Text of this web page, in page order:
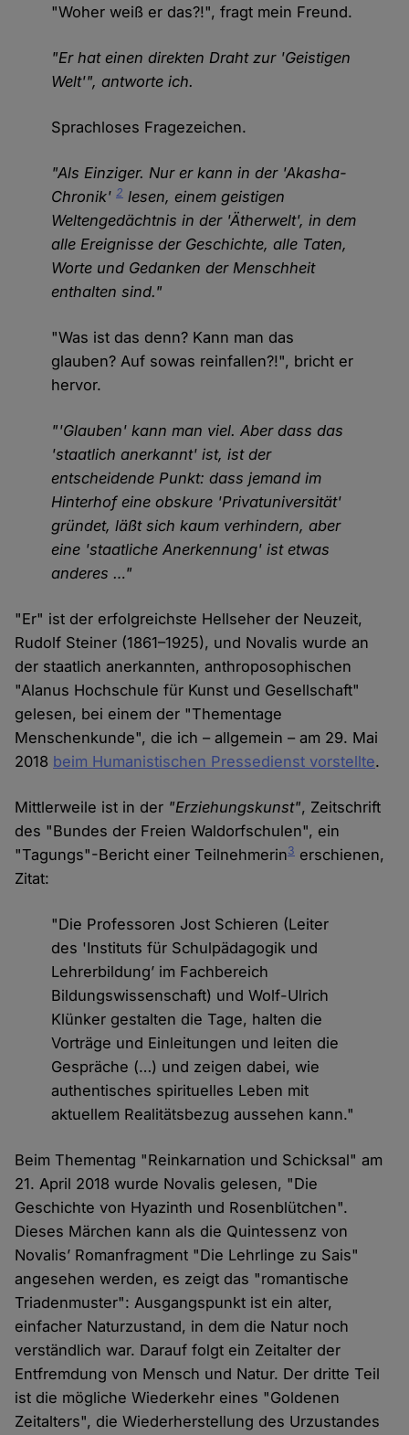
"Woher weiß er das?!", fragt mein Freund.
"Er hat einen direkten Draht zur 'Geistigen
Welt'", antworte ich.
Sprachloses Fragezeichen.
"Als Einziger. Nur er kann in der 'Akasha-
Chronik'2 lesen, einem geistigen
Weltengedächtnis in der 'Ätherwelt', in dem
alle Ereignisse der Geschichte, alle Taten,
Worte und Gedanken der Menschheit
enthalten sind."
"Was ist das denn? Kann man das
glauben? Auf sowas reinfallen?!", bricht er
hervor.
"'Glauben' kann man viel. Aber dass das
'staatlich anerkannt' ist, ist der
entscheidende Punkt: dass jemand im
Hinterhof eine obskure 'Privatuniversität'
gründet, läßt sich kaum verhindern, aber
eine 'staatliche Anerkennung' ist etwas
anderes …"
"Er" ist der erfolgreichste Hellseher der Neuzeit,
Rudolf Steiner (1861–1925), und Novalis wurde an
der staatlich anerkannten, anthroposophischen
"Alanus Hochschule für Kunst und Gesellschaft"
gelesen, bei einem der "Thementage
Menschenkunde", die ich – allgemein – am 29. Mai
2018 beim Humanistischen Pressedienst vorstellte.
Mittlerweile ist in der "Erziehungskunst", Zeitschrift
des "Bundes der Freien Waldorfschulen", ein
"Tagungs"-Bericht einer Teilnehmerin3 erschienen,
Zitat:
"Die Professoren Jost Schieren (Leiter
des 'Instituts für Schulpädagogik und
Lehrerbildung’ im Fachbereich
Bildungswissenschaft) und Wolf-Ulrich
Klünker gestalten die Tage, halten die
Vorträge und Einleitungen und leiten die
Gespräche (…) und zeigen dabei, wie
authentisches spirituelles Leben mit
aktuellem Realitätsbezug aussehen kann."
Beim Thementag "Reinkarnation und Schicksal" am
21. April 2018 wurde Novalis gelesen, "Die
Geschichte von Hyazinth und Rosenblütchen".
Dieses Märchen kann als die Quintessenz von
Novalis’ Romanfragment "Die Lehrlinge zu Sais"
angesehen werden, es zeigt das "romantische
Triadenmuster": Ausgangspunkt ist ein alter,
einfacher Naturzustand, in dem die Natur noch
verständlich war. Darauf folgt ein Zeitalter der
Entfremdung von Mensch und Natur. Der dritte Teil
ist die mögliche Wiederkehr eines "Goldenen
Zeitalters", die Wiederherstellung des Urzustandes